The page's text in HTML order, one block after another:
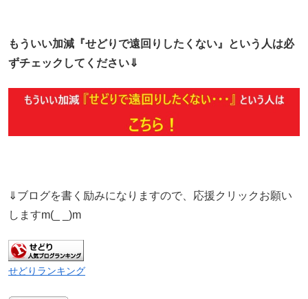
もういい加減『せどりで遠回りしたくない』という人は必
ずチェックしてください⇓
⇓ブログを書く励みになりますので、応援クリックお願い
しますm(_ _)m
せどりランキング